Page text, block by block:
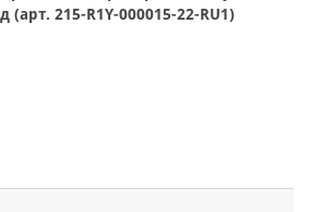
(арт. 215-R1Y-000015-22-RU1)